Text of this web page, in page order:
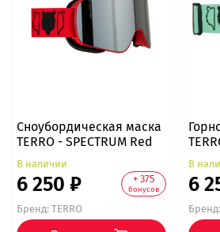
Сноубордическая маска
TERRO - SPECTRUM Red
В наличии
6 250 ₽ + 375
бонусов
Бренд:TERRO
В
6
Бренд: